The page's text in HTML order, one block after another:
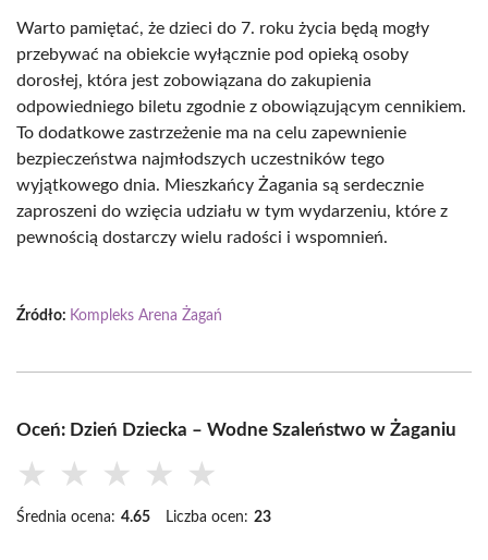
Warto pamiętać, że dzieci do 7. roku życia będą mogły
przebywać na obiekcie wyłącznie pod opieką osoby
dorosłej, która jest zobowiązana do zakupienia
odpowiedniego biletu zgodnie z obowiązującym cennikiem.
To dodatkowe zastrzeżenie ma na celu zapewnienie
bezpieczeństwa najmłodszych uczestników tego
wyjątkowego dnia. Mieszkańcy Żagania są serdecznie
zaproszeni do wzięcia udziału w tym wydarzeniu, które z
pewnością dostarczy wielu radości i wspomnień.
Źródło: Kompleks Arena Żagań
Oceń: Dzień Dziecka – Wodne Szaleństwo w Żaganiu
★ ★ ★ ★ ★
Średnia ocena: 4.65 Liczba ocen: 23